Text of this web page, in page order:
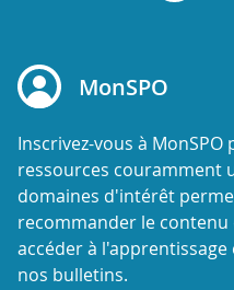
MonSPO
Inscrivez-vous à
ressources couramment
domaines d'intérêt
recommander le
accéder à
nos bulletins.